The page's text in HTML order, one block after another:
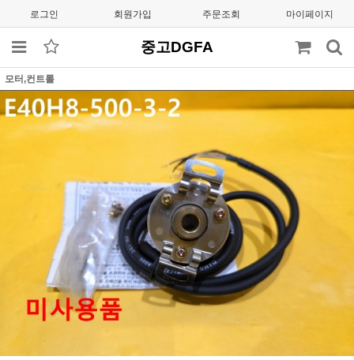
로그인 회원가입 주문조회 마이페이지
중고DGFA
모터,컨트롤